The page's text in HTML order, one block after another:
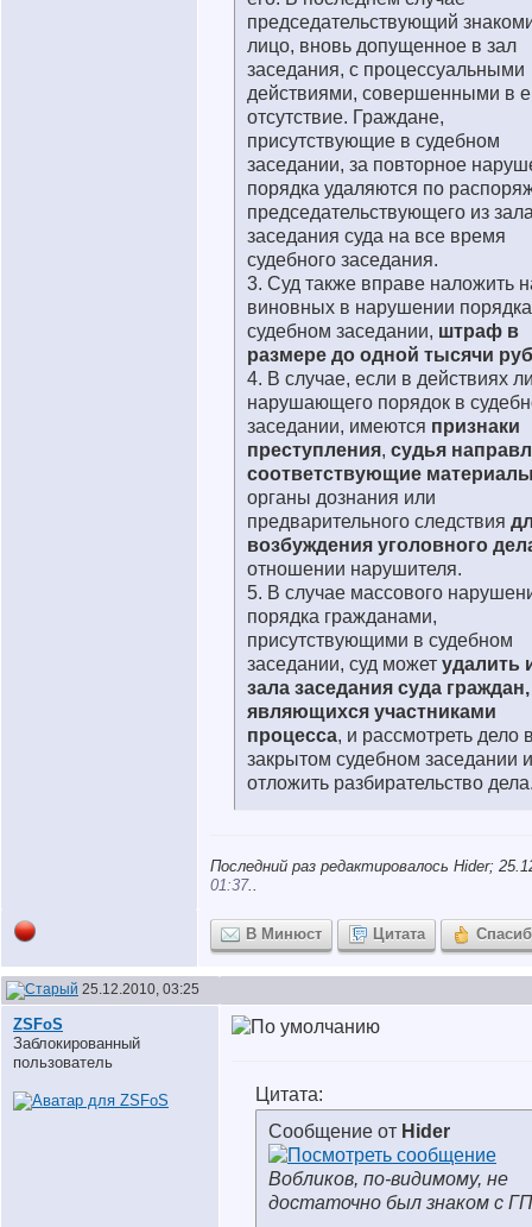
председательствующий
лицо, вновь допущенное в зал
заседания, с процессуальными
действиями, совершенными в
отсутствие. Граждане,
присутствующие в судебном
заседании, за повторное
порядка удаляются по
председательствующего из
заседания суда на все время
судебного заседания.
3. Суд также вправе наложить
виновных в нарушении
судебном заседании, штраф в
размере до одной тысячи
4. В случае, если в действиях
нарушающего порядок в
заседании, имеются признаки
преступления, судья
соответствующие
органы дознания или
предварительного следствия
возбуждения уголовного
отношении нарушителя.
5. В случае массового
порядка гражданами,
присутствующими в судебном
заседании, суд может удалить
зала заседания суда
являющихся участниками
процесса, и рассмотреть дело
закрытом судебном заседании
отложить разбирательство
Последний раз редактировалось Hider;
01:37..
В Минюст Цитата
25.12.2010, 03:25
ZSFoS
Заблокированный
пользователь
Цитата:
Сообщение от Hider
Вобликов, по-видимому, не
достаточно был знаком с